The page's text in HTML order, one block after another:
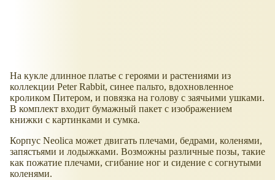
На кукле длинное платье с героями и растениями из
коллекции Peter Rabbit, синее пальто, вдохновленное
кроликом Питером, и повязка на голову с заячьими ушками.
В комплект входит бумажный пакет с изображением
книжки с картинками и сумка.
Корпус Neolica может двигать плечами, бедрами, коленями,
запястьями и лодыжками. Возможны различные позы, такие
как пожатие плечами, сгибание ног и сидение с согнутыми
коленями.